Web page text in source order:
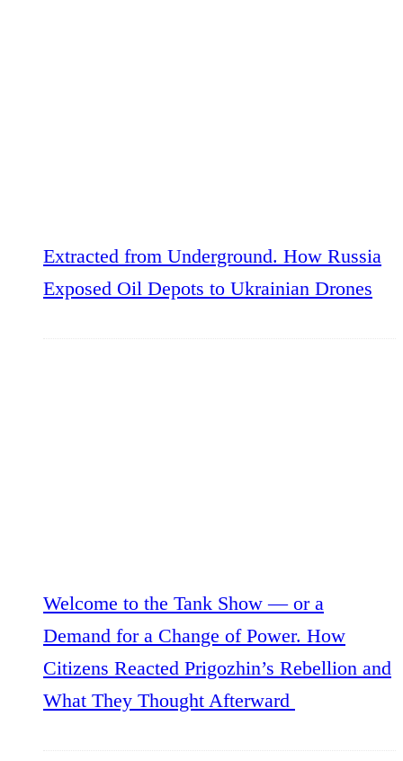
Extracted from Underground. How Russia
Exposed Oil Depots to Ukrainian Drones
Welcome to the Tank Show — or a
Demand for a Change of Power. How
Citizens Reacted Prigozhin’s Rebellion and
What They Thought Afterward